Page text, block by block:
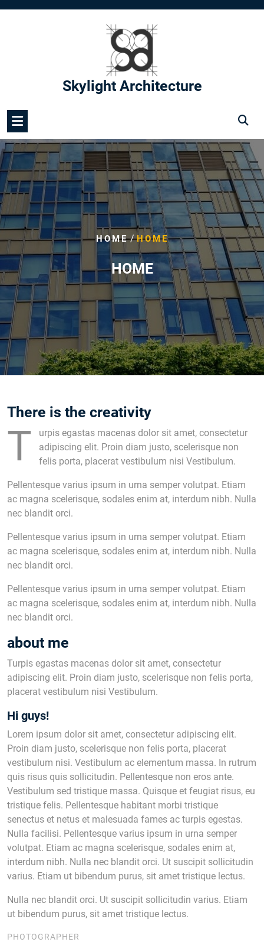
Skylight Architecture
HOME/HOME
HOME
There is the creativity
T
urpis egastas macenas dolor sit amet, consectetur
adipiscing elit. Proin diam justo, scelerisque non
felis porta, placerat vestibulum nisi Vestibulum.
Pellentesque varius ipsum in urna semper volutpat. Etiam
ac magna scelerisque, sodales enim at, interdum nibh. Nulla
nec blandit orci.
Pellentesque varius ipsum in urna semper volutpat. Etiam
ac magna scelerisque, sodales enim at, interdum nibh. Nulla
nec blandit orci.
Pellentesque varius ipsum in urna semper volutpat. Etiam
ac magna scelerisque, sodales enim at, interdum nibh. Nulla
nec blandit orci.
about me
Turpis egastas macenas dolor sit amet, consectetur
adipiscing elit. Proin diam justo, scelerisque non felis porta,
placerat vestibulum nisi Vestibulum.
Hi guys!
Lorem ipsum dolor sit amet, consectetur adipiscing elit.
Proin diam justo, scelerisque non felis porta, placerat
vestibulum nisi. Vestibulum ac elementum massa. In rutrum
quis risus quis sollicitudin. Pellentesque non eros ante.
Vestibulum sed tristique massa. Quisque et feugiat risus, eu
tristique felis. Pellentesque habitant morbi tristique
senectus et netus et malesuada fames ac turpis egestas.
Nulla facilisi. Pellentesque varius ipsum in urna semper
volutpat. Etiam ac magna scelerisque, sodales enim at,
interdum nibh. Nulla nec blandit orci. Ut suscipit sollicitudin
varius. Etiam ut bibendum purus, sit amet tristique lectus.
Nulla nec blandit orci. Ut suscipit sollicitudin varius. Etiam
ut bibendum purus, sit amet tristique lectus.
PHOTOGRAPHER